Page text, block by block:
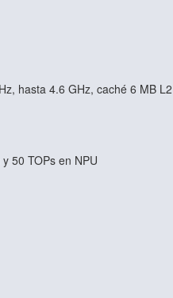
hasta 4.6 GHz, caché 6 MB
50 TOPs en NPU